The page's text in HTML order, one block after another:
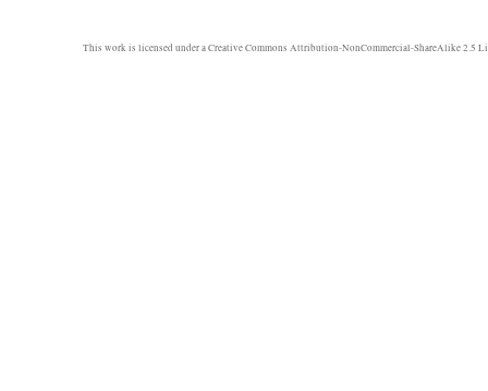
This work is licensed under aCreative Commons Attribution-NonCommercial-ShareAlike 2.5